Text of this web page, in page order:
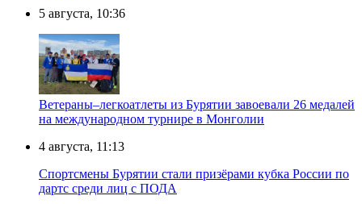
5 августа, 10:36
Ветераны–легкоатлеты из Бурятии завоевали 26 медалей
на международном турнире в Монголии
4 августа, 11:13
Спортсмены Бурятии стали призёрами кубка России по
дартс среди лиц с ПОДА